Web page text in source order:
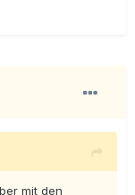
mit den